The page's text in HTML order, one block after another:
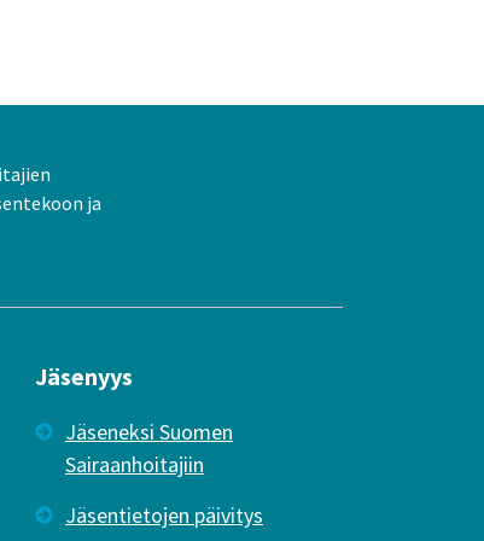
ja
Jäsenyys
Jäseneksi Suomen
Sairaanhoitajiin
Jäsentietojen päivitys